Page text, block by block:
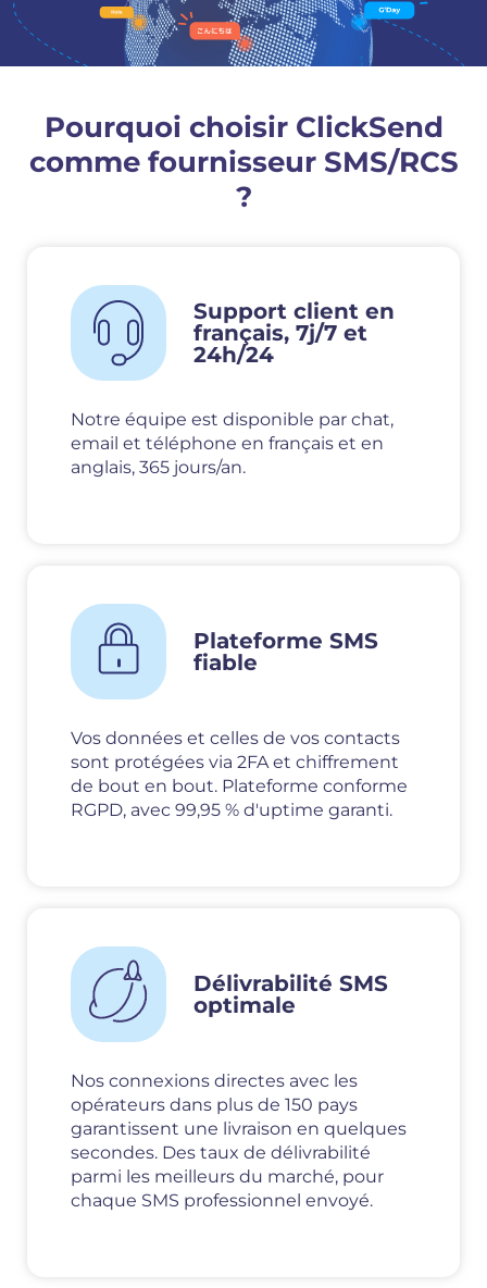
Pourquoi choisir ClickSend
comme fournisseur SMS/RCS
?
Support client en
français, 7j/7 et
24h/24
Notre équipe est disponible par chat,
email et téléphone en français et en
anglais, 365 jours/an.
Plateforme SMS
fiable
Vos données et celles de vos contacts
sont protégées via 2FA et chiffrement
de bout en bout. Plateforme conforme
RGPD, avec 99,95 % d'uptime garanti.
Délivrabilité SMS
optimale
Nos connexions directes avec les
opérateurs dans plus de 150 pays
garantissent une livraison en quelques
secondes. Des taux de délivrabilité
parmi les meilleurs du marché, pour
chaque SMS professionnel envoyé.